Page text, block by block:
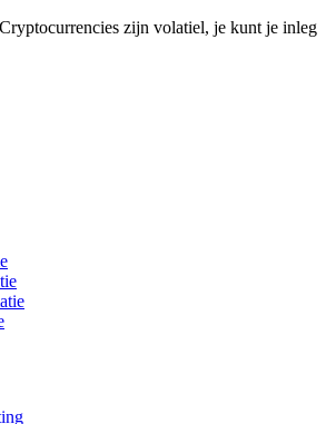
zijn volatiel, je kunt je inleg